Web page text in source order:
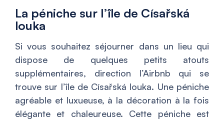
La péniche sur l’île de Císařská
louka
Si vous souhaitez séjourner dans un lieu qui
dispose de quelques petits atouts
supplémentaires, direction l’Airbnb qui se
trouve sur l’île de Císařská louka. Une péniche
agréable et luxueuse, à la décoration à la fois
élégante et chaleureuse. Cette péniche est